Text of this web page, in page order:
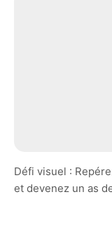
Défi visuel :
et devenez un as